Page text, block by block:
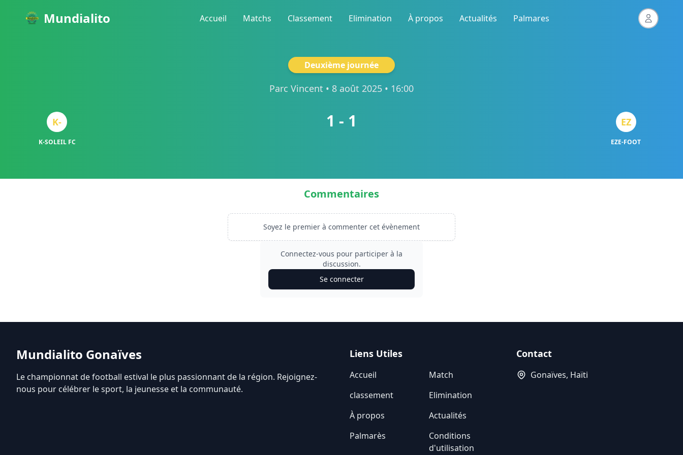
Mundialito Accueil Matchs Classement Elimination À propos Actualités Palmares
Deuxième journée
Parc Vincent • 8 août 2025 • 16:00
K-
K-SOLEIL FC
1 - 1 EZ
EZE-FOOT
Commentaires
Soyez le premier à commenter cet évènement
Connectez-vous pour participer à la
discussion.
Se connecter
Mundialito Gonaïves
Le championnat de football estival le plus passionnant de la région. Rejoignez-
nous pour célébrer le sport, la jeunesse et la communauté.
Liens Utiles
Accueil
Match
classement
Elimination
À propos
Actualités
Palmarès
Conditions
d'utilisation
Contact
Gonaïves, Haïti